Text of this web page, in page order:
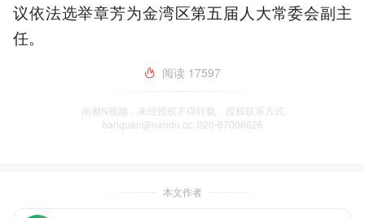
议依法选举章芳为金湾区第五届人大常委会副主
任。
阅读 17597
南都N视频，未经授权不得转载、授权联系方式
banquan@nandu.cc. 020-87006626
本文作者